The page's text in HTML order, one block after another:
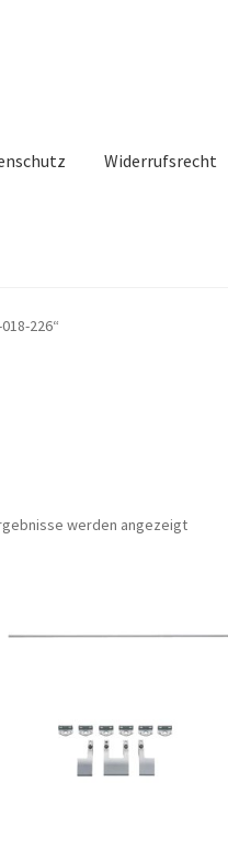
Widerrufsrecht
226“
werden angezeigtNach